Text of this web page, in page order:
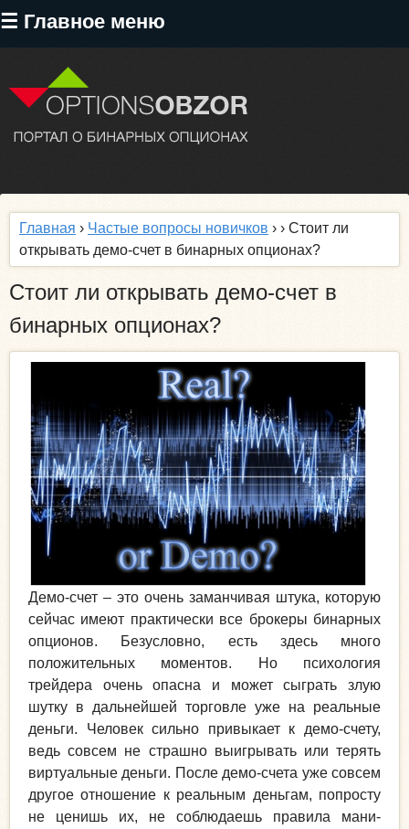
☰ Главное меню
Перейти
содержанию
Главная › Частые вопросы новичков › › Стоит ли
открывать демо-счет в бинарных опционах?
Стоит ли открывать демо-счет в
бинарных опционах?
Демо-счет – это очень заманчивая штука, которую
сейчас имеют практически все брокеры бинарных
опционов. Безусловно, есть здесь много
положительных моментов. Но психология
трейдера очень опасна и может сыграть злую
шутку в дальнейшей торговле уже на реальные
деньги. Человек сильно привыкает к демо-счету,
ведь совсем не страшно выигрывать или терять
виртуальные деньги. После демо-счета уже совсем
другое отношение к реальным деньгам, попросту
не ценишь их, не соблюдаешь правила мани-